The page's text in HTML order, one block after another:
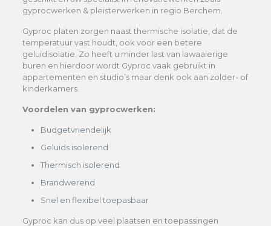
gyprocwerken & pleisterwerken in regio Berchem.
Gyproc platen zorgen naast thermische isolatie, dat de
temperatuur vast houdt, ook voor een betere
geluidisolatie. Zo heeft u minder last van lawaaierige
buren en hierdoor wordt Gyproc vaak gebruikt in
appartementen en studio’s maar denk ook aan zolder- of
kinderkamers.
Voordelen van gyprocwerken:
Budgetvriendelijk
Geluids isolerend
Thermisch isolerend
Brandwerend
Snel en flexibel toepasbaar
Gyproc kan dus op veel plaatsen en toepassingen